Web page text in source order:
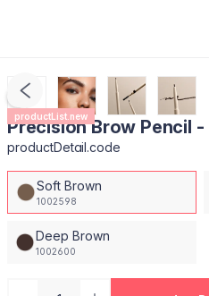
productList.new
Precision Brow Pencil
productDetail.code
Soft Brown
1002598
Deep Brown
1002600